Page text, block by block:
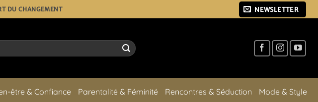
DU CHANGEMENT NEWSLETTER
être & Confiance Parentalité & Féminité Rencontres & Séduction Mode & Style